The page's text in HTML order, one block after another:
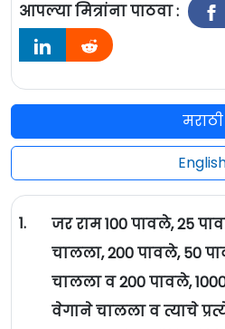
आपल्या मित्रांना पाठवा :
मराठी
1.
जर राम 100 पावले, 25
चालला, 200 पावले, 50
चालला व 200 पावले, 1000
वेगाने चालला व त्याचे